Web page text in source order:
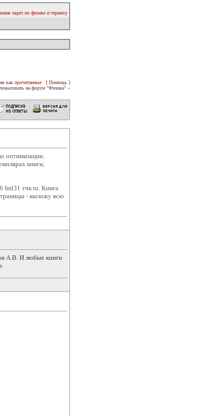
задач по физике и термеху
как прочитанные
[ Помощь ]
на форум "Физика" «
оптимизации.
книги,
fml31 тчк ru. Книга
- выложу всю
А.В. И любые книги